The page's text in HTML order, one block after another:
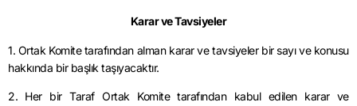
Karar ve Tavsiyeler
1. Ortak Komite tarafından alman karar ve tavsiyeler bir sayı ve konusu
hakkında bir başlık taşıyacaktır.
2. Her bir Taraf Ortak Komite tarafından kabul edilen karar ve